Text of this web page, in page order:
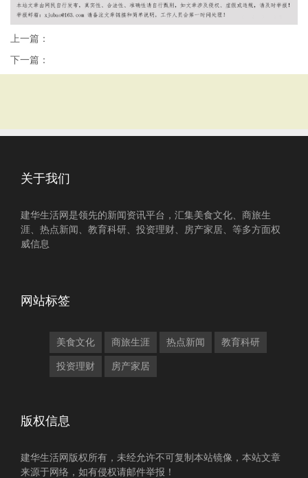
上一篇：
下一篇：
关于我们
建华生活网是领先的新闻资讯平台，汇集美食文化、商旅生
涯、热点新闻、教育科研、投资理财、房产家居、等多方面权
威信息
网站标签
美食文化 商旅生涯 热点新闻 教育科研
投资理财 房产家居
版权信息
建华生活网版权所有，未经允许不可复制本站镜像，本站文章
来源于网络，如有侵权请邮件举报！